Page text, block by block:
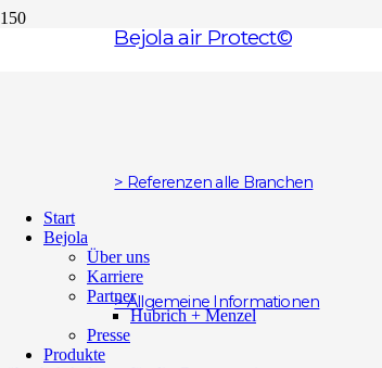
Bejola air Protect©
> Referenzen alle Branchen
> Allgemeine Informationen
Start
Bejola
Über uns
Karriere
Partner
Hubrich + Menzel
Presse
Produkte